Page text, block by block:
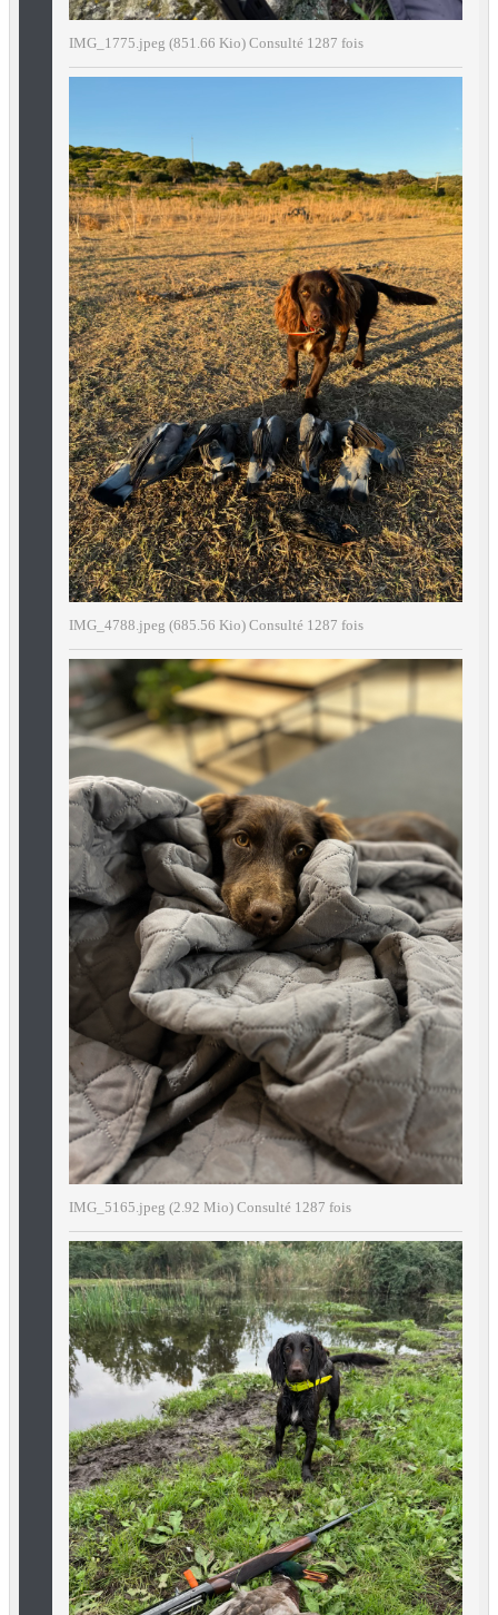
IMG_1775.jpeg (851.66 Kio) Consulté 1287 fois
IMG_4788.jpeg (685.56 Kio) Consulté 1287 fois
IMG_5165.jpeg (2.92 Mio) Consulté 1287 fois